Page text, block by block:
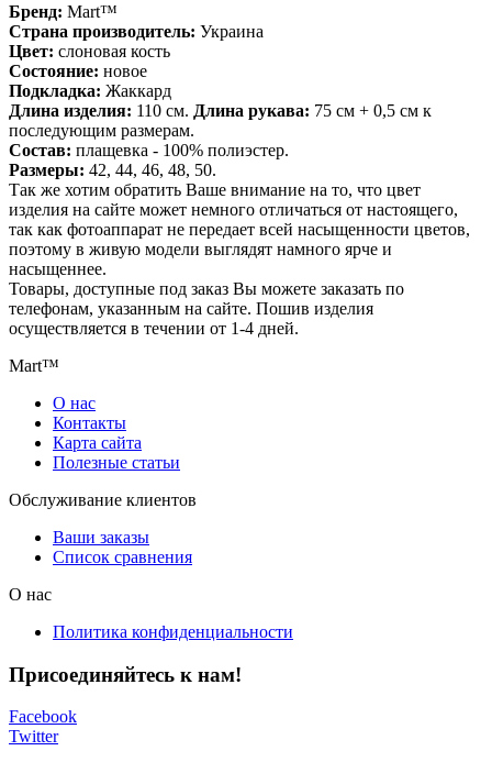
Бренд: Mart™
Страна производитель: Украина
Цвет: слоновая кость
Состояние: новое
Подкладка: Жаккард
Длина изделия: 110 см. Длина рукава: 75 см + 0,5 см к
последующим размерам.
Состав: плащевка - 100% полиэстер.
Размеры: 42, 44, 46, 48, 50.
Так же хотим обратить Ваше внимание на то, что цвет
изделия на сайте может немного отличаться от настоящего,
так как фотоаппарат не передает всей насыщенности цветов,
поэтому в живую модели выглядят намного ярче и
насыщеннее.
Товары, доступные под заказ Вы можете заказать по
телефонам, указанным на сайте. Пошив изделия
осуществляется в течении от 1-4 дней.
Mart™
О нас
Контакты
Карта сайта
Полезные статьи
Обслуживание клиентов
Ваши заказы
Список сравнения
О нас
Политика конфиденциальности
Присоединяйтесь к нам!
Facebook
Twitter